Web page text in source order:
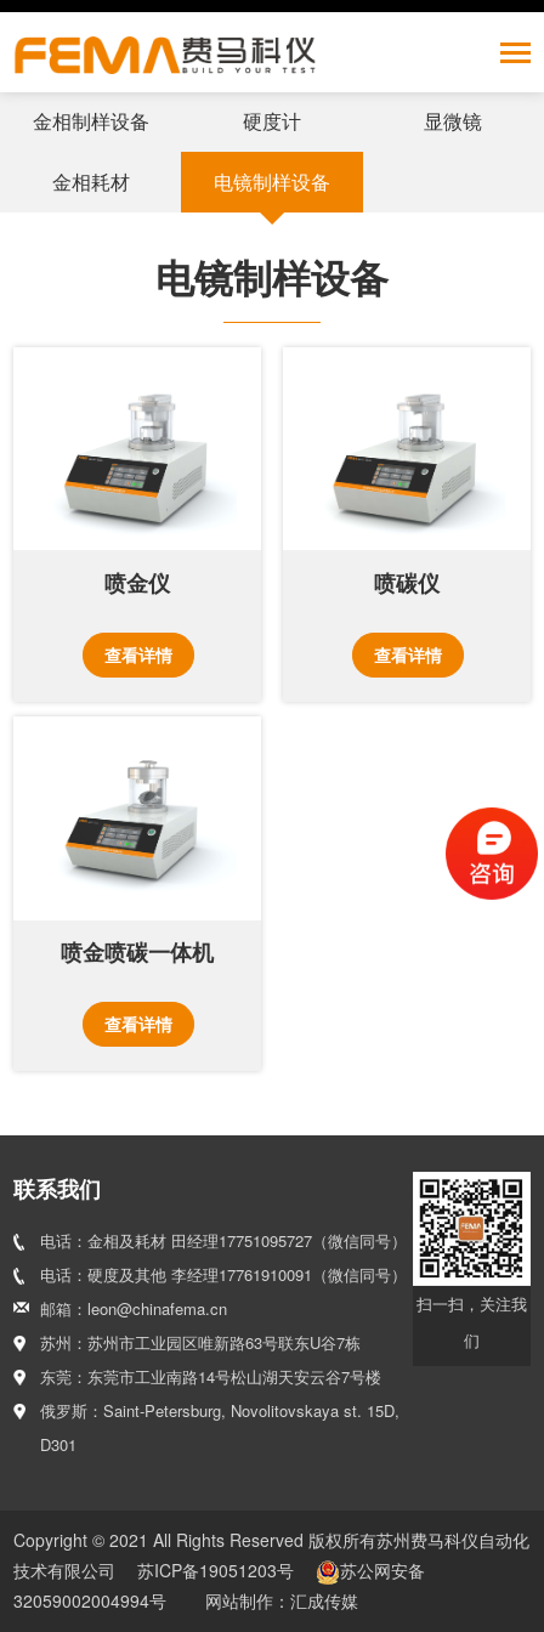
产品中心
金相制样设备 硬度计 显微镜
金相耗材 电镜制样设备
电镜制样设备
喷金仪
查看详情
喷碳仪
查看详情
喷金喷碳一体机
查看详情
联系我们
电话：金相及耗材 田经理17751095727（微信同号）
电话：硬度及其他 李经理17761910091（微信同号）
邮箱：leon@chinafema.cn
苏州：苏州市工业园区唯新路63号联东U谷7栋
东莞：东莞市工业南路14号松山湖天安云谷7号楼
俄罗斯：Saint-Petersburg, Novolitovskaya st. 15D,
D301
扫一扫，关注我
们
Copyright © 2021 All Rights Reserved 版权所有苏州费马科仪自动化
技术有限公司苏ICP备19051203号
苏公网安备
32059002004994号 网站制作：汇成传媒